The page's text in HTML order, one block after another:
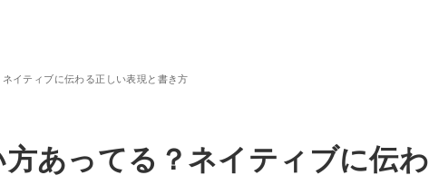
イティブに伝わる正しい表現と書き方
方あってる？ネイティブに伝わ